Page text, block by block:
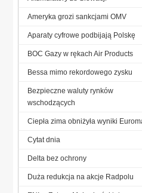
Ameryka grozi sankcjami OMV
Aparaty cyfrowe podbijają Polskę
BOC Gazy w rękach Air Products
Bessa mimo rekordowego zysku
Bezpieczne waluty rynków
wschodzących
Ciepła zima obniżyła wyniki
Cytat dnia
Delta bez ochrony
Duża redukcja na akcje Radpolu